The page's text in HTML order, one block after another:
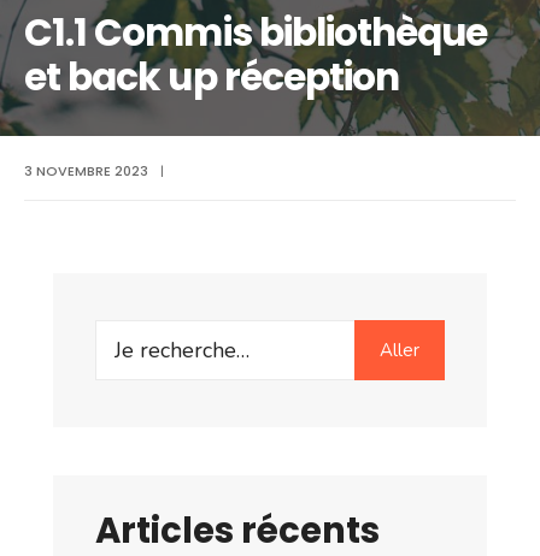
C1.1 Commis bibliothèque
et back up réception
3 NOVEMBRE 2023 |
Search
Aller
Articles récents